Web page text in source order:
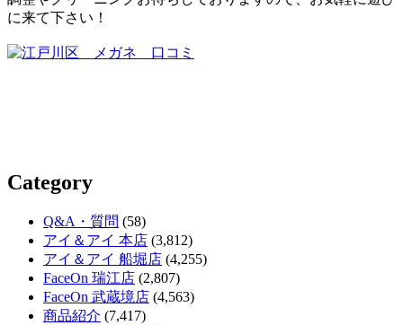
に来て下さい！
Category
Q&A・質問 (58)
アイ＆アイ 本店 (3,812)
アイ＆アイ 船堀店 (4,255)
FaceOn 瑞江店 (2,807)
FaceOn 武蔵境店 (4,563)
商品紹介 (7,417)